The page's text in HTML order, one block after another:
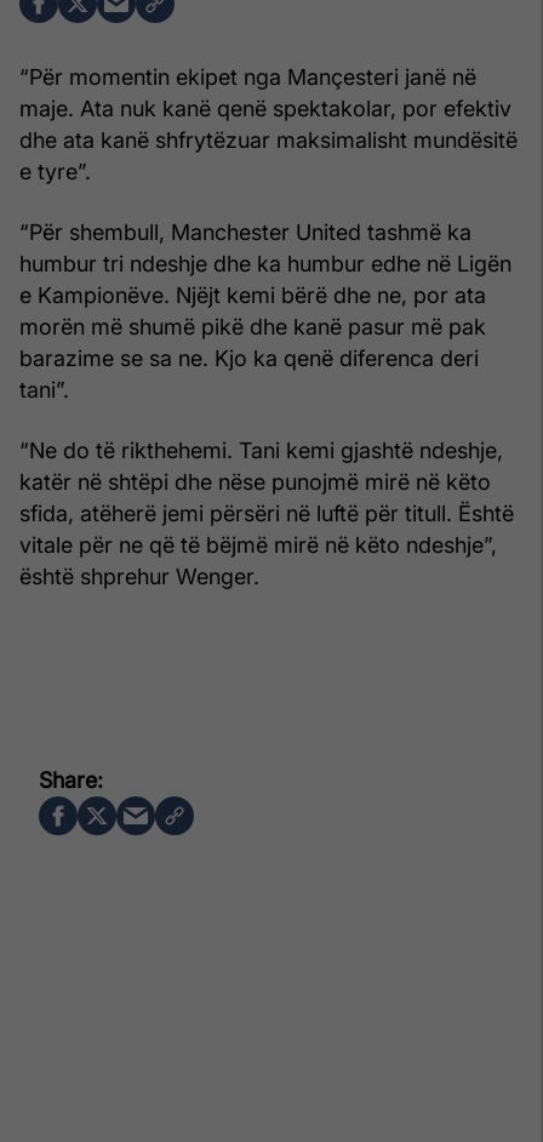
“Për momentin ekipet nga Mançesteri janë në
maje. Ata nuk kanë qenë spektakolar, por efektiv
dhe ata kanë shfrytëzuar maksimalisht mundësitë
e tyre”.
“Për shembull, Manchester United tashmë ka
humbur tri ndeshje dhe ka humbur edhe në Ligën
e Kampionëve. Njëjt kemi bërë dhe ne, por ata
morën më shumë pikë dhe kanë pasur më pak
barazime se sa ne. Kjo ka qenë diferenca deri
tani”.
“Ne do të rikthehemi. Tani kemi gjashtë ndeshje,
katër në shtëpi dhe nëse punojmë mirë në këto
sfida, atëherë jemi përsëri në luftë për titull. Është
vitale për ne që të bëjmë mirë në këto ndeshje”,
është shprehur Wenger.